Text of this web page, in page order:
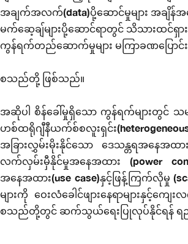
အချက်အလက်(data)ပို့ဆောင်မှုများ အချိန်အ
မက်ဆေ့ချ်များပို့ဆောင်ရာတွင် သိသားထင်ရှားသ
ကွန်ရက်တည်ဆောက်မှုများ မကြာခဏပြောင်း
စသည်တို့ ဖြစ်သည်။
အဆိုပါ စိန်ခေါ်မှုရှိသော ကွန်ရက်များတွင် သ
ဟစ်ထရိုဂျီနီယက်စ်စလူးရှင်း
အခြားလွှမ်းမိုးနိုင်သော ဒေသန္တရအနေအထာ
လက်လှမ်းမှီနိုင်မှုအနေအထား (power
အနေအထား(use case)နှင့်ဖြန့်ကြက်လို
များကို ဝေးလံခေါင်ဖျားနေရာများနှင့်က
စသည်တို့တွင် ဆက်သွယ်ရေးပြုလုပ်နိုင်ရန်